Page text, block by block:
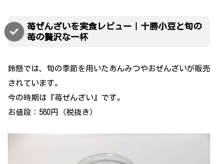
苺ぜんざいを実食レビュー｜十勝小豆と旬の
苺の贅沢な一杯
鈴懸では、旬の季節を用いたあんみつやおぜんざいが販売
されています。
今の時期は『苺ぜんざい』です。
お値段：580円（税抜き）